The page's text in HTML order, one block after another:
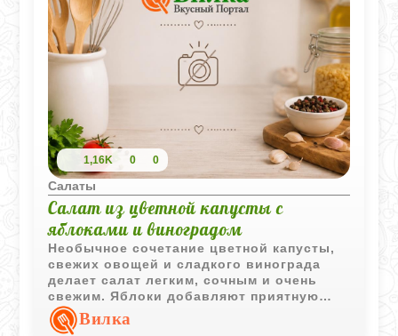
1,16K 0 0
Салаты
Салат из цветной капусты с
яблоками и виноградом
Необычное сочетание цветной капусты,
свежих овощей и сладкого винограда
делает салат легким, сочным и очень
свежим. Яблоки добавляют приятную
кислинку, а нежная заправка мягко
объединяет все вкусы.
Вилка